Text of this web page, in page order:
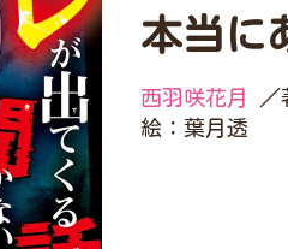
本当に
西羽咲花月
／
絵：葉月透